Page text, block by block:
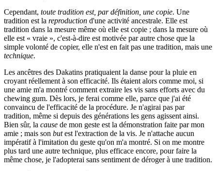
Cependant, toute tradition est, par définition, une copie. Une
tradition est la reproduction d'une activité ancestrale. Elle est
tradition dans la mesure même où elle est copie ; dans la mesure où
elle est « vraie », c'est-à-dire est motivée par autre chose que la
simple volonté de copier, elle n'est en fait pas une tradition, mais une
technique.
Les ancêtres des Dakatins pratiquaient la danse pour la pluie en
croyant réellement à son efficacité. Ils étaient alors comme moi, si
une amie m'a montré comment extraire les vis sans efforts avec du
chewing gum. Dès lors, je ferai comme elle, parce que j'ai été
convaincu de l'efficacité de la procédure. Je n'agirai pas par
tradition, même si depuis des générations les gens agissent ainsi.
Bien sûr, la cause de mon geste est la démonstration faite par mon
amie ; mais son butest l'extraction de la vis. Je n'attache aucun
impératif à l'imitation du geste qu'on m'a montré. Si on me montre
plus tard une autre technique, plus efficace encore, pour faire la
même chose, je l'adopterai sans sentiment de déroger à une tradition.